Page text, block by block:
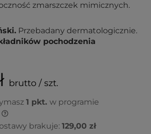
zmarszczek mimicznych.
Przebadany dermatologicznie.
pochodzenia
brutto / szt.
1 pkt. w programie
brakuje: 129,00 zł